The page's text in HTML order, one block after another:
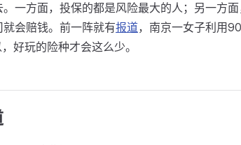
一方面，投保的都是风险最大的人；另一方
会赔钱。前一阵就有报道，南京一女子利用
好玩的险种才会这么少。